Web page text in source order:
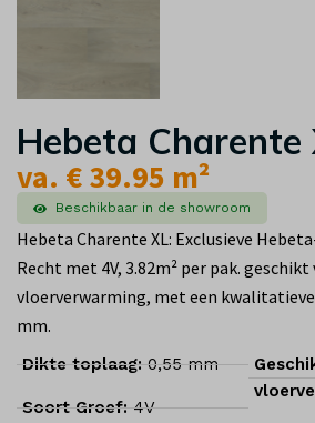
Hebeta Charente
va. € 39.95 m²
Beschikbaar in de showroom
Hebeta Charente XL: Exclusieve
Recht met 4V, 3.82m² per pak. geschikt
vloerverwarming, met een
mm.
Dikte toplaag:0,55 mm
Soort Groef:4V